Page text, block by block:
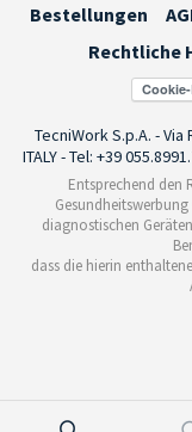
Bestellungen
Rechtliche
TecniWork S.p.A. -
ITALY - Tel: +39
Entsprechend den
diagnostischen
dass die hierin